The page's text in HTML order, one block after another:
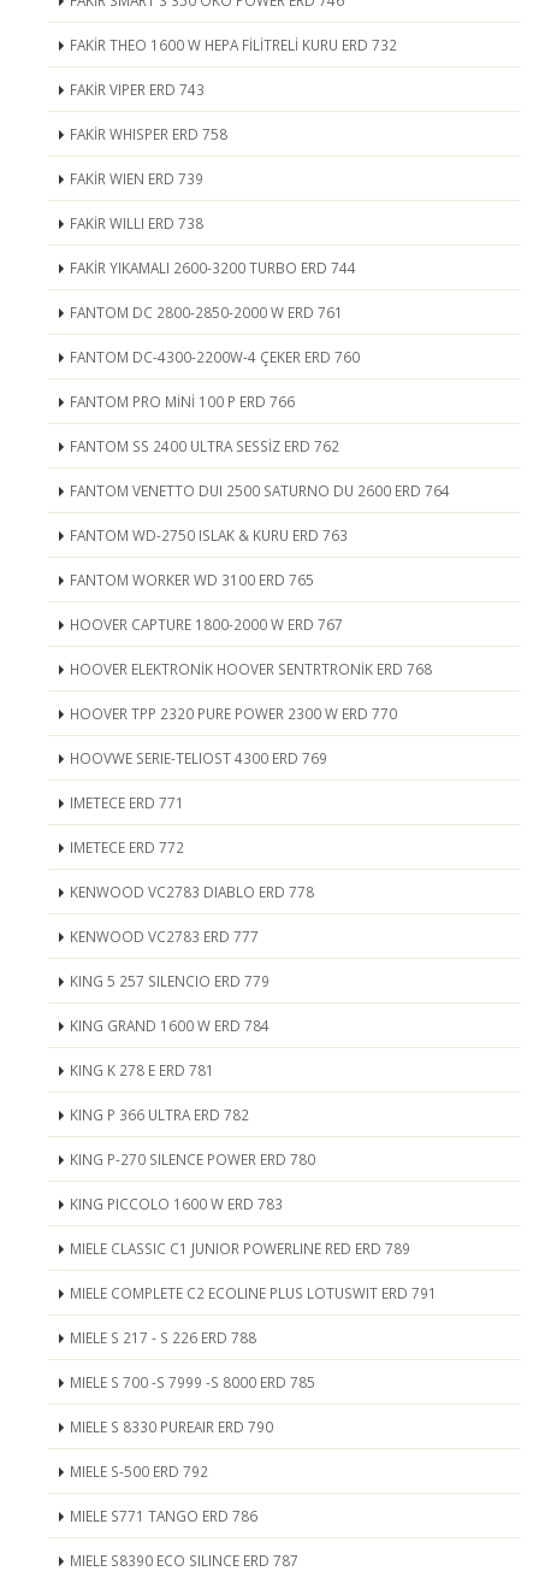
FAKİR THEO 1600 W HEPA FİLİTRELİ KURU ERD 732
FAKİR VIPER ERD 743
FAKİR WHISPER ERD 758
FAKİR WIEN ERD 739
FAKİR WILLI ERD 738
FAKİR YIKAMALI 2600-3200 TURBO ERD 744
FANTOM DC 2800-2850-2000 W ERD 761
FANTOM DC-4300-2200W-4 ÇEKER ERD 760
FANTOM PRO MİNİ 100 P ERD 766
FANTOM SS 2400 ULTRA SESSİZ ERD 762
FANTOM VENETTO DUI 2500 SATURNO DU 2600 ERD 764
FANTOM WD-2750 ISLAK & KURU ERD 763
FANTOM WORKER WD 3100 ERD 765
HOOVER CAPTURE 1800-2000 W ERD 767
HOOVER ELEKTRONİK HOOVER SENTRTRONİK ERD 768
HOOVER TPP 2320 PURE POWER 2300 W ERD 770
HOOVWE SERIE-TELIOST 4300 ERD 769
IMETECE ERD 771
IMETECE ERD 772
KENWOOD VC2783 DIABLO ERD 778
KENWOOD VC2783 ERD 777
KING 5 257 SILENCIO ERD 779
KING GRAND 1600 W ERD 784
KING K 278 E ERD 781
KING P 366 ULTRA ERD 782
KING P-270 SILENCE POWER ERD 780
KING PICCOLO 1600 W ERD 783
MIELE CLASSIC C1 JUNIOR POWERLINE RED ERD 789
MIELE COMPLETE C2 ECOLINE PLUS LOTUSWIT ERD 791
MIELE S 217 - S 226 ERD 788
MIELE S 700 -S 7999 -S 8000 ERD 785
MIELE S 8330 PUREAIR ERD 790
MIELE S-500 ERD 792
MIELE S771 TANGO ERD 786
MIELE S8390 ECO SILINCE ERD 787